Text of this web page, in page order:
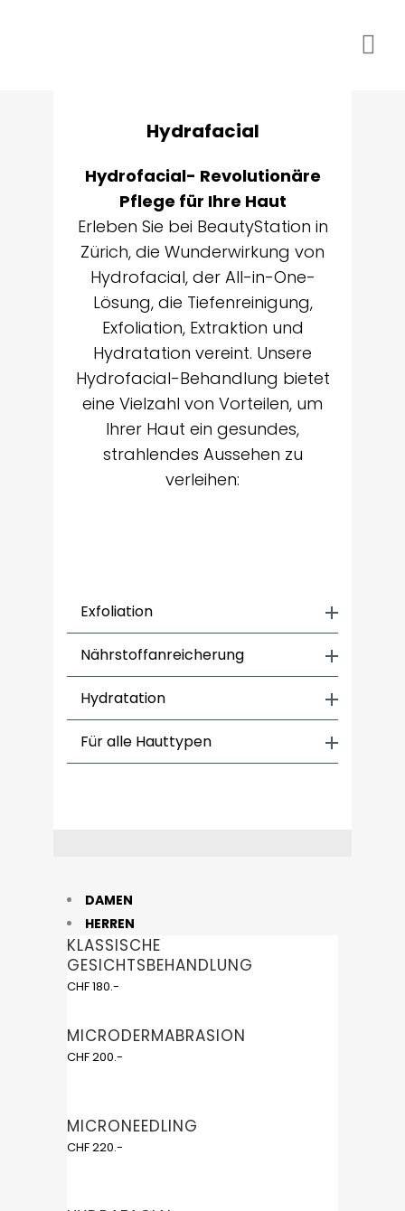
Hydrafacial
Hydrofacial- Revolutionäre
Pflege für Ihre Haut
Erleben Sie bei BeautyStation in
Zürich, die Wunderwirkung von
Hydrofacial, der All-in-One-
Lösung, die Tiefenreinigung,
Exfoliation, Extraktion und
Hydratation vereint. Unsere
Hydrofacial-Behandlung bietet
eine Vielzahl von Vorteilen, um
Ihrer Haut ein gesundes,
strahlendes Aussehen zu
verleihen:
Exfoliation
Nährstoffanreicherung
Hydratation
Für alle Hauttypen
DAMEN
HERREN
KLASSISCHE
GESICHTSBEHANDLUNG
CHF 180.-
MICRODERMABRASION
CHF 200.-
MICRONEEDLING
CHF 220.-